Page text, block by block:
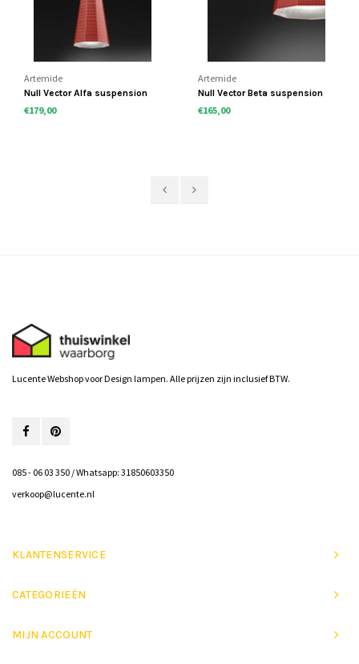
Artemide
Null Vector Alfa suspension
€179,00
Artemide
Null Vector Beta suspension
€165,00
Lucente Webshop voor Design lampen. Alle prijzen zijn inclusief BTW.
085 - 06 03 350 / Whatsapp: 31850603350
verkoop@lucente.nl
KLANTENSERVICE
CATEGORIEËN
MIJN ACCOUNT